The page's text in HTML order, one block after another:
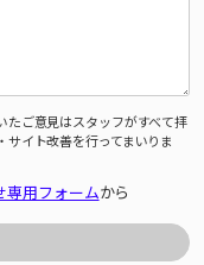
たご意見はスタッフがすべて拝
サイト改善を行ってまいりま
専用フォームから